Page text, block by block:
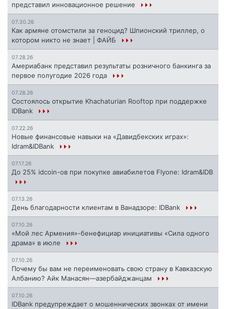
представил инновационное решение
07.30.26
Как армяне отомстили за геноцид? Шпионский триллер, о
котором никто не знает | ФАЙБ
07.28.26
Америабанк представил результаты розничного банкинга за
первое полугодие 2026 года
07.28.26
Состоялось открытие Khachaturian Rooftop при поддержке
IDBank
07.22.26
Новые финансовые навыки на «Давидбекских играх»:
Idram&IDBank
07.17.26
До 25% idcoin-ов при покупке авиабилетов Flyone: Idram&IDB
07.13.26
День благодарности клиентам в Ванадзоре: IDBank
07.10.26
«Мой лес Армения»-бенефициар инициативы «Сила одного
драма» в июле
07.10.26
Почему бы вам не переименовать свою страну в Кавказскую
Албанию? Айк Манасян—азербайджанцам
07.10.26
IDBank предупреждает о мошеннических звонках от имени